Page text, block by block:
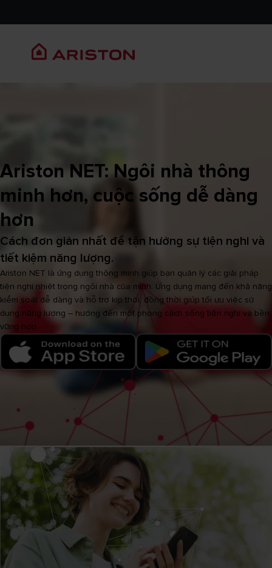
Ariston NET: Ngôi nhà thông
minh hơn, cuộc sống dễ dàng
hơn
Cách đơn giản nhất để tận hưởng sự tiện nghi và
tiết kiệm năng lượng.
Ariston NET là ứng dụng thông minh giúp bạn quản lý các giải pháp
tiện nghi nhiệt trong ngôi nhà của mình. Ứng dụng mang đến khả năng
kiểm soát dễ dàng và hỗ trợ kịp thời, đồng thời giúp tối ưu việc sử
dụng năng lượng – hướng đến một phong cách sống tiện nghi và bền
vững hơn.